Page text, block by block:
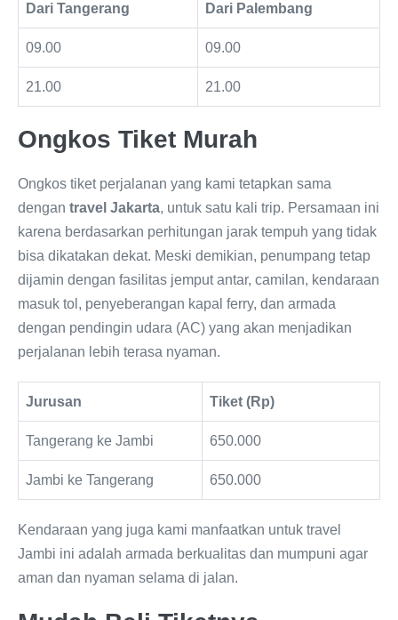
Dari Tangerang Dari Palembang
09.00 09.00
21.00 21.00
Ongkos Tiket Murah
Ongkos tiket perjalanan yang kami tetapkan sama
dengan travel Jakarta, untuk satu kali trip. Persamaan ini
karena berdasarkan perhitungan jarak tempuh yang tidak
bisa dikatakan dekat. Meski demikian, penumpang tetap
dijamin dengan fasilitas jemput antar, camilan, kendaraan
masuk tol, penyeberangan kapal ferry, dan armada
dengan pendingin udara (AC) yang akan menjadikan
perjalanan lebih terasa nyaman.
Jurusan Tiket (Rp)
Tangerang ke Jambi 650.000
Jambi ke Tangerang 650.000
Kendaraan yang juga kami manfaatkan untuk travel
Jambi ini adalah armada berkualitas dan mumpuni agar
aman dan nyaman selama di jalan.